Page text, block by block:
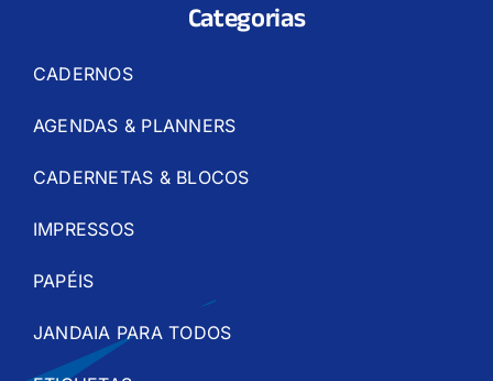
Categorias
CADERNOS
AGENDAS & PLANNERS
CADERNETAS & BLOCOS
IMPRESSOS
PAPÉIS
JANDAIA PARA TODOS